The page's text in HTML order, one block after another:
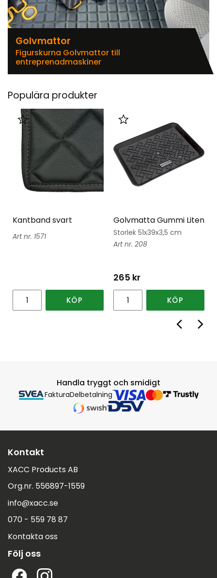
Golvmattor
Figurskurna Golvmattor till
entreprenadmaskiner
Populära produkter
Kantband svart
1571
Lägg till i favoriter
KÖP
Golvmatta Gummi Liten
Storlek 51x39x3,5 cm
208
265 kr
Lägg till i favoriter
KÖP
Handla tryggt och smidigt
FakturaDelbetalning
Kontakt
XACC Products AB
Org.nr. 556897-1559
info@xacc.se
070 - 559 78 87
Kontakta oss
Följ oss